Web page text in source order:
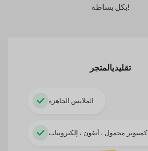
بكل بساطة!
تقليديالمتجر
الملابس الجاهزة
كمبيوتر محمول ، آيفون ، إلكترونيات